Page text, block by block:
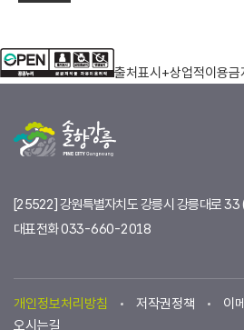
공지사항
일별현황요약
출처표시+상업적이용금
개인정보처리방침 저작권정책
이
오시는길
[25522] 강원특별자치도 강릉시 강릉대로 33
대표전화033-660-2018